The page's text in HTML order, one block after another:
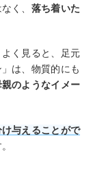
く、 落ち着いた
く見ると、足元
は、物質的にも
のようなイメー
与えることがで